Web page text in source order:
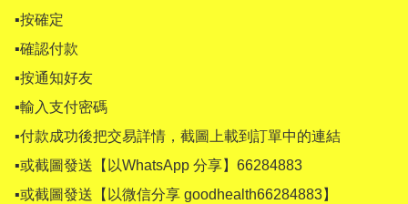
▪按確定
▪確認付款
▪按通知好友
▪輸入支付密碼
▪付款成功後把交易詳情，截圖上載到訂單中的連結
▪或截圖發送【以WhatsApp 分享】66284883
▪或截圖發送【以微信分享 goodhealth66284883】